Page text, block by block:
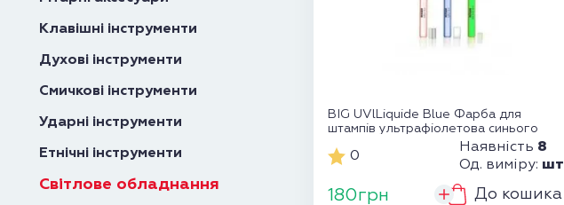
Клавішні інструменти
Духові інструменти
Смичкові інструменти
Ударні інструменти
Етнічні інструменти
Світлове обладнання
BIG UVlLiquide Blue Фарба для
штампів ультрафіолетова синього
0
Наявність 8
Од. виміру: шт
180грн До кошика